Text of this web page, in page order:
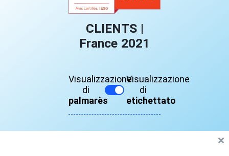
CLIENTS |
France 2021
Visualizzazione
di
palmarès
Visualizzazione
di
etichettato